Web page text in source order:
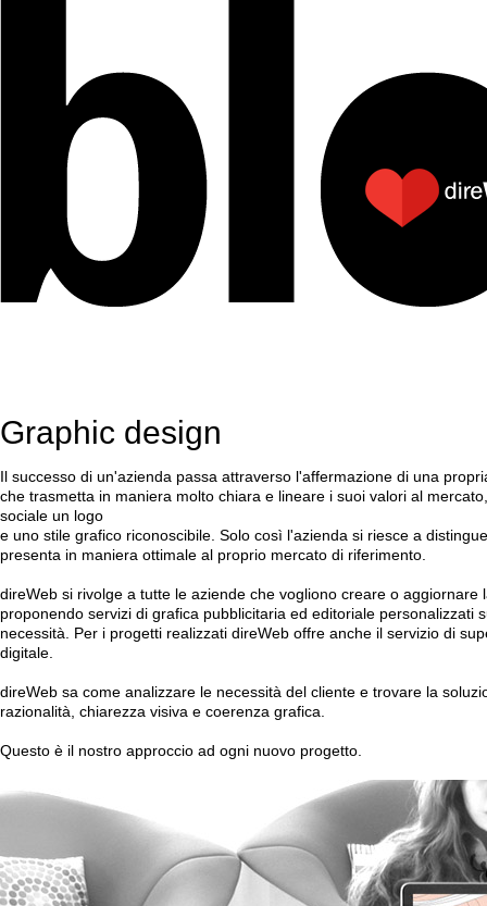
Graphic design
Il successo di un'azienda passa attraverso l'affermazione di una
che trasmetta in maniera molto chiara e lineare i suoi valori al
sociale un logo
e uno stile grafico riconoscibile. Solo così l'azienda si riesce a
presenta in maniera ottimale al proprio mercato di riferimento.
direWeb si rivolge a tutte le aziende che vogliono creare o aggiornare
proponendo servizi di grafica pubblicitaria ed editoriale personalizzati
necessità. Per i progetti realizzati direWeb offre anche il servizio di
digitale.
direWeb sa come analizzare le necessità del cliente e trovare la
razionalità, chiarezza visiva e coerenza grafica.
Questo è il nostro approccio ad ogni nuovo progetto.